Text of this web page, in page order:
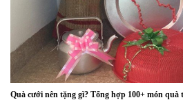
Quà cưới nên tặng gì? Tổng hợp 100+ món